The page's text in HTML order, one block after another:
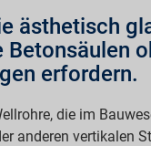
ästhetisch
Betonsäulen
erfordern.
die im
anderen vertikalen